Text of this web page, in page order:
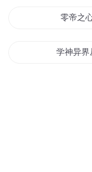
零帝之
学神异界